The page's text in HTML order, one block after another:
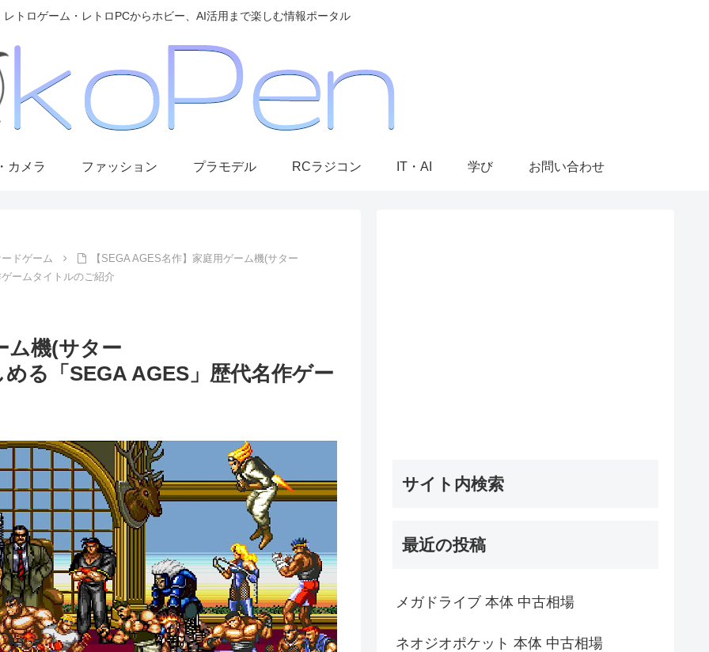
レトロゲーム・レトロPCからホビー、AI活用まで楽しむ情報ポータル
カメラ ファッション プラモデル RCラジコン IT・AI 学び お問い合わせ
ドゲーム
【SEGA AGES名作】家庭用ゲーム機(サター
ームタイトルのご紹介
ム機(サター
る「SEGA AGES」歴代名作ゲー
サイト内検索
最近の投稿
メガドライブ 本体 中古相場
ネオジオポケット 本体 中古相場